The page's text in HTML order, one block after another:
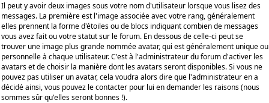
Il peut y avoir deux images sous votre nom d'utilisateur lorsque vous lisez des
messages. La première est l'image associée avec votre rang, généralement
elles prennent la forme d'étoiles ou de blocs indiquant combien de messages
vous avez fait ou votre statut sur le forum. En dessous de celle-ci peut se
trouver une image plus grande nommée avatar, qui est généralement unique ou
personnelle à chaque utilisateur. C'est à l'administrateur du forum d'activer les
avatars et de choisir la manière dont les avatars seront disponibles. Si vous ne
pouvez pas utiliser un avatar, cela voudra alors dire que l'administrateur en a
décidé ainsi, vous pouvez le contacter pour lui en demander les raisons (nous
sommes sûr qu'elles seront bonnes !).